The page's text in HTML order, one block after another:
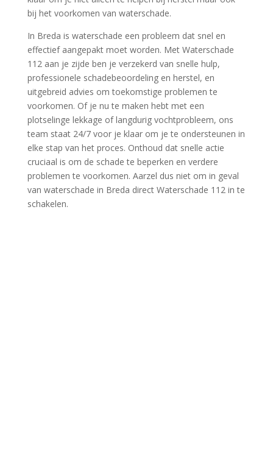
bij het voorkomen van waterschade.​
In Breda is waterschade een probleem dat snel en
effectief aangepakt moet worden.​ Met Waterschade
112 aan je zijde ben je verzekerd van snelle hulp,
professionele schadebeoordeling en herstel, en
uitgebreid advies om toekomstige problemen te
voorkomen.​ Of je nu te maken hebt met een
plotselinge lekkage of langdurig vochtprobleem, ons
team staat 24/7 voor je klaar om je te ondersteunen in
elke stap van het proces.​ Onthoud dat snelle actie
cruciaal is om de schade te beperken en verdere
problemen te voorkomen.​ Aarzel dus niet om in geval
van waterschade in Breda direct Waterschade 112 in te
schakelen.​